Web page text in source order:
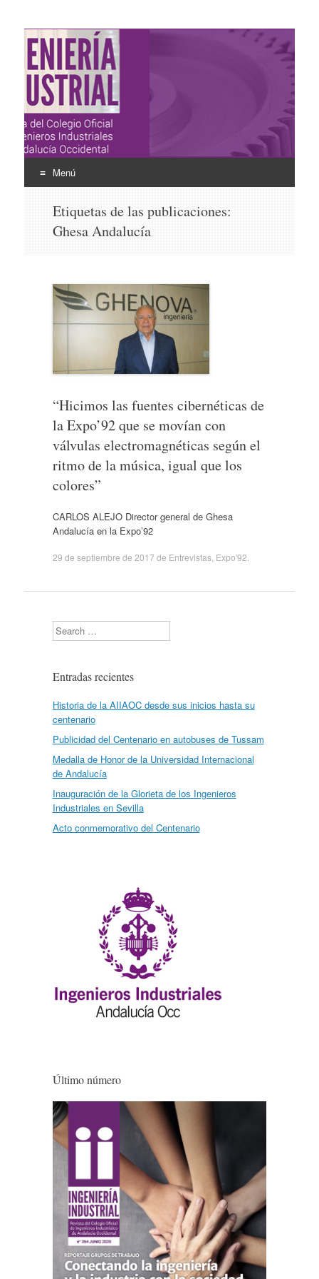
Ingeniería Industrial
Revista del Colegio Oficial de Ingenieros Industriales de
Andalucía Occidental
Menú
contenido
Etiquetas de las publicaciones:
Ghesa Andalucía
“Hicimos las fuentes cibernéticas de
la Expo’92 que se movían con
válvulas electromagnéticas según el
ritmo de la música, igual que los
colores”
CARLOS ALEJO Director general de Ghesa
Andalucía en la Expo’92
29 de septiembre de 2017 de Entrevistas, Expo'92
Search
Entradas recientes
Historia de la AIIAOC desde sus inicios hasta su
centenario
Publicidad del Centenario en autobuses de Tussam
Medalla de Honor de la Universidad Internacional
de Andalucía
Inauguración de la Glorieta de los Ingenieros
Industriales en Sevilla
Acto conmemorativo del Centenario
Último número